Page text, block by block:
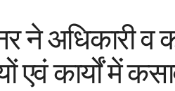
ने अधिकारी व
एवं कार्यों में